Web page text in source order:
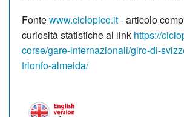
Fontewww.ciclopico.it- articolo
curiosità statistiche al link https://
corse/gare-internazionali/giro-di-
trionfo-almeida/